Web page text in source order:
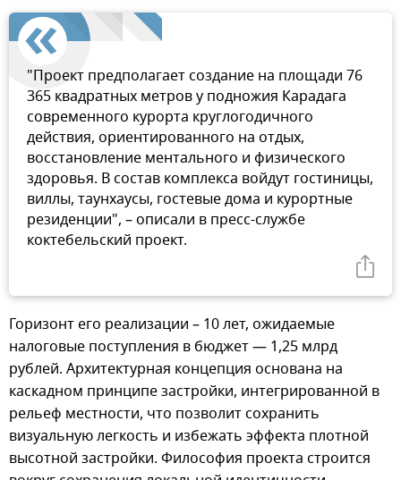
"Проект предполагает создание на площади 76
365 квадратных метров у подножия Карадага
современного курорта круглогодичного
действия, ориентированного на отдых,
восстановление ментального и физического
здоровья. В состав комплекса войдут гостиницы,
виллы, таунхаусы, гостевые дома и курортные
резиденции", – описали в пресс-службе
коктебельский проект.
Горизонт его реализации – 10 лет, ожидаемые
налоговые поступления в бюджет — 1,25 млрд
рублей. Архитектурная концепция основана на
каскадном принципе застройки, интегрированной в
рельеф местности, что позволит сохранить
визуальную легкость и избежать эффекта плотной
высотной застройки. Философия проекта строится